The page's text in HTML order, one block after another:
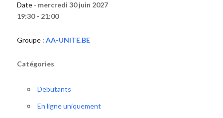
Date - mercredi 30 juin 2027
19:30 - 21:00
Groupe : AA-UNITE.BE
Catégories
Debutants
En ligne uniquement